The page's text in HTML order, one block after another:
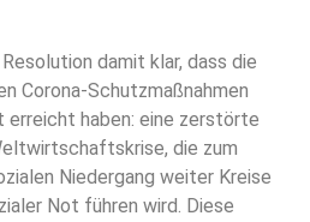
damit klar, dass die
Corona-Schutzmaßnahmen
erreicht haben: eine zerstörte
die zum
Niedergang weiter Kreise
Not führen wird. Diese